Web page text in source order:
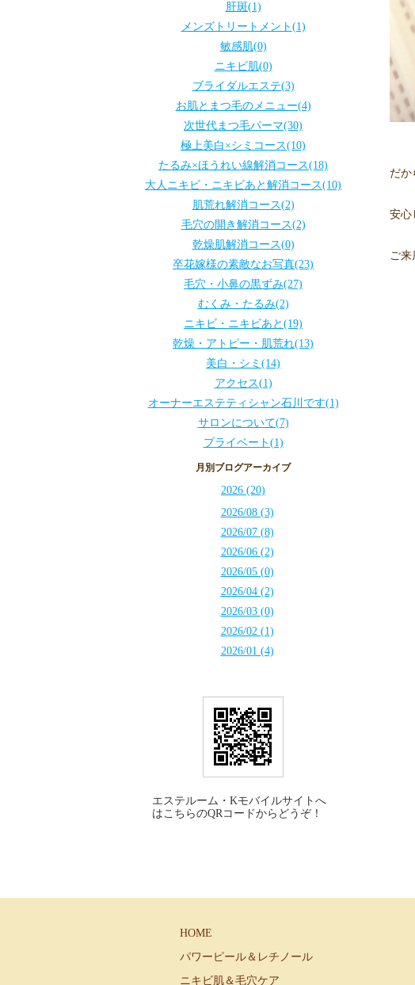
だか
安心
ご来
肝斑(1)
メンズトリートメント(1)
敏感肌(0)
ニキビ肌(0)
ブライダルエステ(3)
お肌とまつ毛のメニュー(4)
次世代まつ毛パーマ(30)
極上美白×シミコース(10)
たるみ×ほうれい線解消コース(18)
大人ニキビ・ニキビあと解消コース(10)
肌荒れ解消コース(2)
毛穴の開き解消コース(2)
乾燥肌解消コース(0)
卒花嫁様の素敵なお写真(23)
毛穴・小鼻の黒ずみ(27)
むくみ・たるみ(2)
ニキビ・ニキビあと(19)
乾燥・アトピー・肌荒れ(13)
美白・シミ(14)
アクセス(1)
オーナーエステティシャン石川です(1)
サロンについて(7)
プライベート(1)
月別ブログアーカイブ
2026 (20)
2026/08 (3)
2026/07 (8)
2026/06 (2)
2026/05 (0)
2026/04 (2)
2026/03 (0)
2026/02 (1)
2026/01 (4)
エステルーム・Kモバイルサイトへ
はこちらのQRコードからどうぞ！
HOME
パワーピール＆レチノール
ニキビ肌＆毛穴ケア